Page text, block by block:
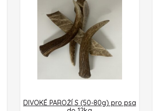
DIVOKÉ PAROŽÍ S (50-80g) pro psa